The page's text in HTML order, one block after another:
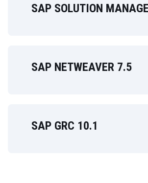
SAP SOLUTION
SAP NETWEAVER 7.5
SAP GRC 10.1